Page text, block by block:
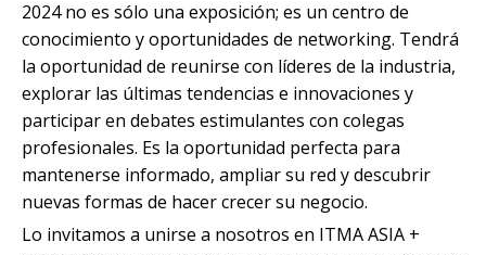
2024 no es sólo una exposición; es un centro de
conocimiento y oportunidades de networking. Tendrá
la oportunidad de reunirse con líderes de la industria,
explorar las últimas tendencias e innovaciones y
participar en debates estimulantes con colegas
profesionales. Es la oportunidad perfecta para
mantenerse informado, ampliar su red y descubrir
nuevas formas de hacer crecer su negocio.
Lo invitamos a unirse a nosotros en ITMA ASIA +